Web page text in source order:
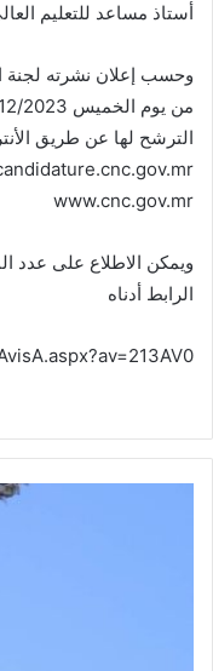
أستاذ مساعد للتعليم
وحسب إعلان نشرته لجنة
الترشح لها عن طريق
www.cnc.gov.mr
ويمكن الاطلاع على عدد
الرابط أدناه